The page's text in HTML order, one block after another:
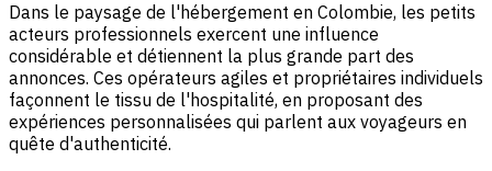
Dans le paysage de l'hébergement en Colombie, les petits
acteurs professionnels exercent une influence
considérable et détiennent la plus grande part des
annonces. Ces opérateurs agiles et propriétaires individuels
façonnent le tissu de l'hospitalité, en proposant des
expériences personnalisées qui parlent aux voyageurs en
quête d'authenticité.